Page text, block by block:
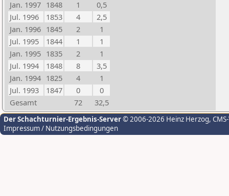
Jan. 1997 1848 1
0,5
Jul. 1996
1853 4
2,5
Jan. 1996 1845 2
1
Jul. 1995
1844 1
1
Jan. 1995 1835 2
1
Jul. 1994
1848 8
3,5
Jan. 1994 1825 4
1
Jul. 1993
1847 0
0
Gesamt
72 32,5
Der Schachturnier-Ergebnis-Server© 2006-2026 Heinz Herzog,
Impressum / Nutzungsbedingungen